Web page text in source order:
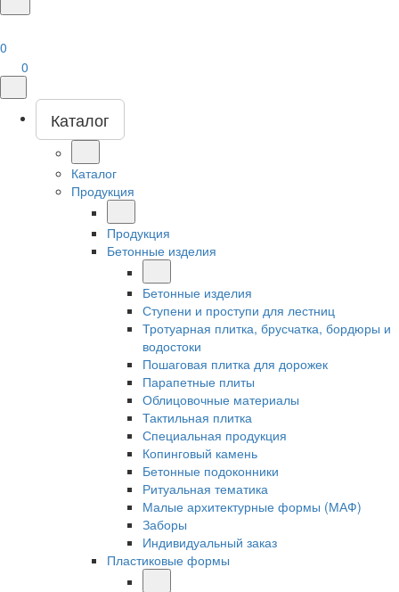
0
0
Каталог
Каталог
Продукция
Продукция
Бетонные изделия
Бетонные изделия
Ступени и проступи для лестниц
Тротуарная плитка, брусчатка, бордюры и
водостоки
Пошаговая плитка для дорожек
Парапетные плиты
Облицовочные материалы
Тактильная плитка
Специальная продукция
Копинговый камень
Бетонные подоконники
Ритуальная тематика
Малые архитектурные формы (МАФ)
Заборы
Индивидуальный заказ
Пластиковые формы